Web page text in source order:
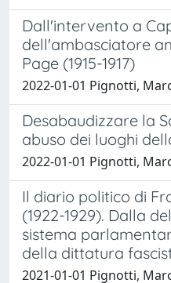
Dall'intervento a
dell'ambasciatore
Page (1915-1917)
2022-01-01 Pignotti,
Desabaudizzare la
abuso dei luoghi
2022-01-01 Pignotti,
Il diario politico di
(1922-1929). Dalla
sistema
della dittatura
2021-01-01 Pignotti,